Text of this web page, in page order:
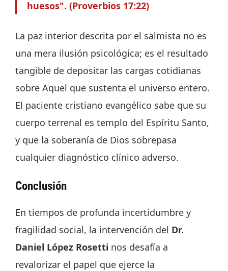
huesos". (Proverbios 17:22)
La paz interior descrita por el salmista no es
una mera ilusión psicológica; es el resultado
tangible de depositar las cargas cotidianas
sobre Aquel que sustenta el universo entero.
El paciente cristiano evangélico sabe que su
cuerpo terrenal es templo del Espíritu Santo,
y que la soberanía de Dios sobrepasa
cualquier diagnóstico clínico adverso.
Conclusión
En tiempos de profunda incertidumbre y
fragilidad social, la intervención del Dr.
Daniel López Rosetti nos desafía a
revalorizar el papel que ejerce la